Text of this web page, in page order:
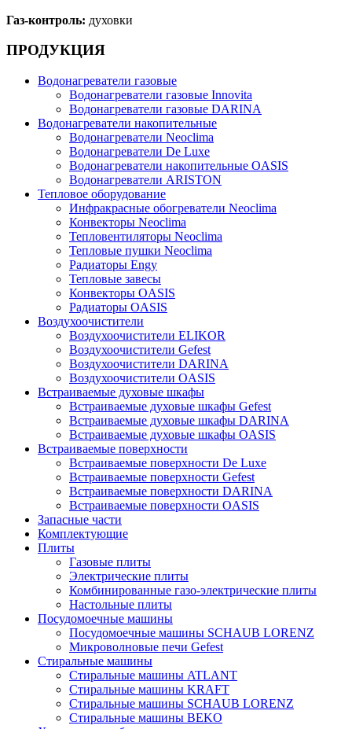
Газ-контроль: духовки
ПРОДУКЦИЯ
Водонагреватели газовые
Водонагреватели газовые Innovita
Водонагреватели газовые DARINA
Водонагреватели накопительные
Водонагреватели Neoclima
Водонагреватели De Luxe
Водонагреватели накопительные OASIS
Водонагреватели ARISTON
Тепловое оборудование
Инфракрасные обогреватели Neoclima
Конвекторы Neoclima
Тепловентиляторы Neoclima
Тепловые пушки Neoclima
Радиаторы Engy
Тепловые завесы
Конвекторы OASIS
Радиаторы OASIS
Воздухоочистители
Воздухоочистители ELIKOR
Воздухоочистители Gefest
Воздухоочистители DARINA
Воздухоочистители OASIS
Встраиваемые духовые шкафы
Встраиваемые духовые шкафы Gefest
Встраиваемые духовые шкафы DARINA
Встраиваемые духовые шкафы OASIS
Встраиваемые поверхности
Встраиваемые поверхности De Luxe
Встраиваемые поверхности Gefest
Встраиваемые поверхности DARINA
Встраиваемые поверхности OASIS
Запасные части
Комплектующие
Плиты
Газовые плиты
Электрические плиты
Комбинированные газо-электрические плиты
Настольные плиты
Посудомоечные машины
Посудомоечные машины SCHAUB LORENZ
Микроволновые печи Gefest
Стиральные машины
Стиральные машины ATLANT
Стиральные машины KRAFT
Стиральные машины SCHAUB LORENZ
Стиральные машины BEKO